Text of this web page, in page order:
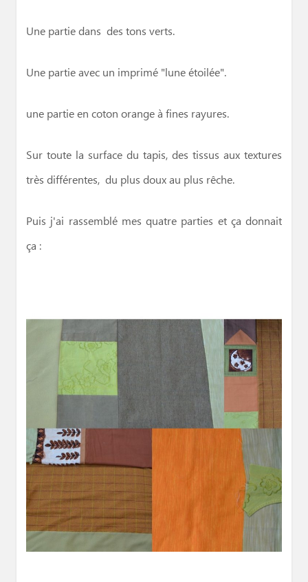
Une partie dans des tons verts.
Une partie avec un imprimé "lune étoilée".
une partie en coton orange à fines rayures.
Sur toute la surface du tapis, des tissus aux textures
très différentes, du plus doux au plus rêche.
Puis j'ai rassemblé mes quatre parties et ça donnait
ça :